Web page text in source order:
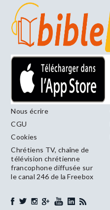
Nous écrire
CGU
Cookies
Chrétiens TV, chaîne de
télévision chrétienne
francophone diffusée sur
le canal 246 de la Freebox